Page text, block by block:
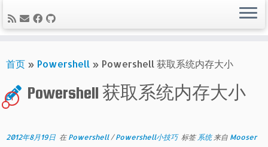
首页 » Powershell » Powershell 获取系统内存大小
Powershell 获取系统内存大小
1
2012年8月19日 在 Powershell/Powershell小技巧 标签系统 来自 Mooser